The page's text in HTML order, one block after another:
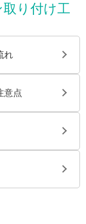
り付け工
れ
意点